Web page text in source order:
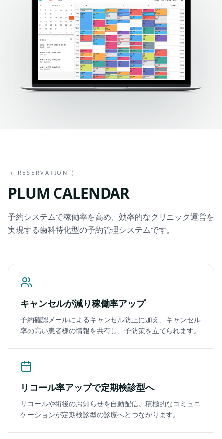
（ RESERVATION ）
PLUM CALENDAR
予約システムで稼働率を高め、効率的なクリニック運営を
実現する歯科特化型の予約管理システムです。
キャンセルが減り稼働率アップ
予約確認メールによるキャンセル防止に加え、キャンセル
率の高い患者様の情報を共有し、予防策を立てられます。
リコール率アップで定期検診型へ
リコールや術後のお知らせを自動配信。積極的なコミュニ
ケーションが定期検診型の診療へとつながります。